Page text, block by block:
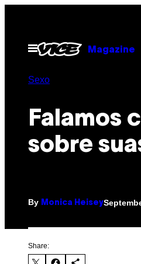
contentOpen
Menu
Magazine
Sexo
Falamos
sobre
By Monica Heisey
Share: